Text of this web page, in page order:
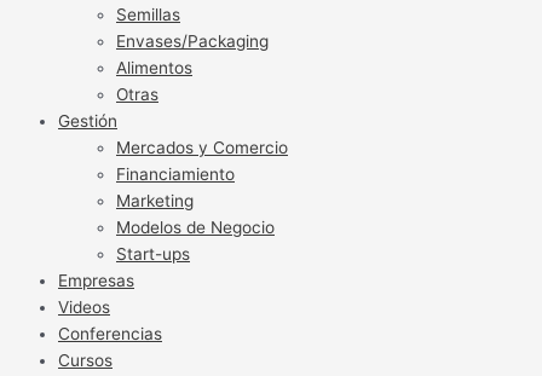
Semillas
Envases/Packaging
Alimentos
Otras
Gestión
Mercados y Comercio
Financiamiento
Marketing
Modelos de Negocio
Start-ups
Empresas
Videos
Conferencias
Cursos